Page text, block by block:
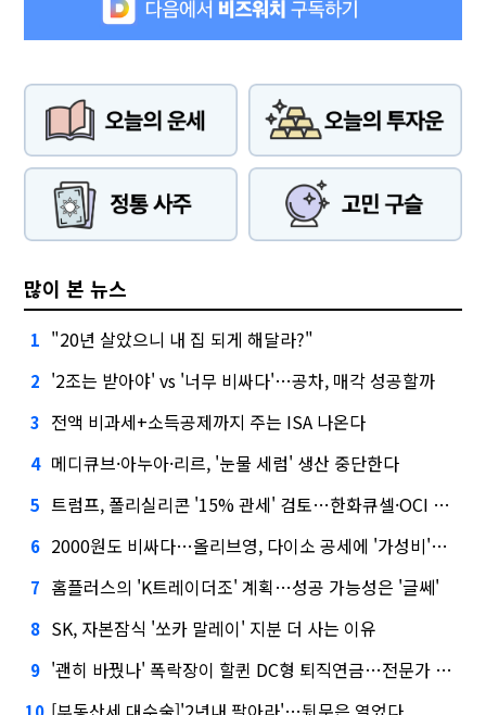
많이 본 뉴스
1 "20년 살았으니 내 집 되게 해달라?"
2 '2조는 받아야' vs '너무 비싸다'…공차, 매각 성공할까
3 전액 비과세+소득공제까지 주는 ISA 나온다
4 메디큐브·아누아·리르, '눈물 세럼' 생산 중단한다
5 트럼프, 폴리실리콘 '15% 관세' 검토…한화큐셀·OCI 영향은?
6 2000원도 비싸다…올리브영, 다이소 공세에 '가성비'로 맞불
7 홈플러스의 'K트레이더조' 계획…성공 가능성은 '글쎄'
8 SK, 자본잠식 '쏘카 말레이' 지분 더 사는 이유
9 '괜히 바꿨나' 폭락장이 할퀸 DC형 퇴직연금…전문가 조언은